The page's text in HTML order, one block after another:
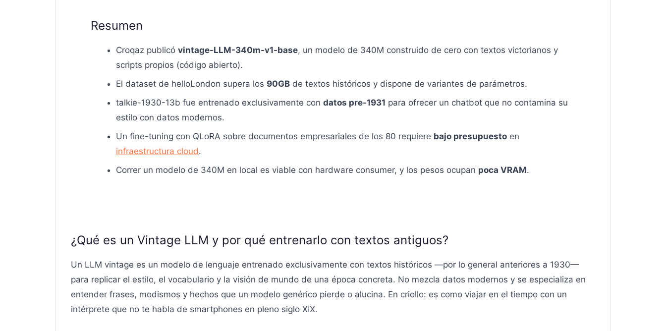
Resumen
Croqaz publicó vintage-LLM-340m-v1-base, un modelo de 340M construido de cero con textos victorianos y
scripts propios (código abierto).
El dataset de helloLondon supera los 90GB de textos históricos y dispone de variantes de parámetros.
talkie-1930-13b fue entrenado exclusivamente con datos pre-1931 para ofrecer un chatbot que no contamina su
estilo con datos modernos.
Un fine-tuning con QLoRA sobre documentos empresariales de los 80 requiere bajo presupuesto en
infraestructura cloud.
Correr un modelo de 340M en local es viable con hardware consumer, y los pesos ocupan poca VRAM.
¿Qué es un Vintage LLM y por qué entrenarlo con textos antiguos?
Un LLM vintage es un modelo de lenguaje entrenado exclusivamente con textos históricos —por lo general anteriores a 1930—
para replicar el estilo, el vocabulario y la visión de mundo de una época concreta. No mezcla datos modernos y se especializa en
entender frases, modismos y hechos que un modelo genérico pierde o alucina. En criollo: es como viajar en el tiempo con un
intérprete que no te habla de smartphones en pleno siglo XIX.